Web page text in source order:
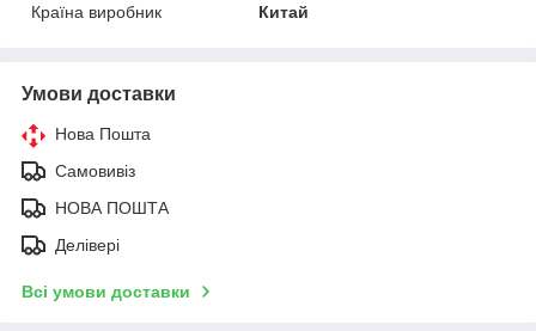
Країна виробник
Китай
Умови доставки
Нова Пошта
Самовивіз
НОВА ПОШТА
Делівері
Всі умови доставки